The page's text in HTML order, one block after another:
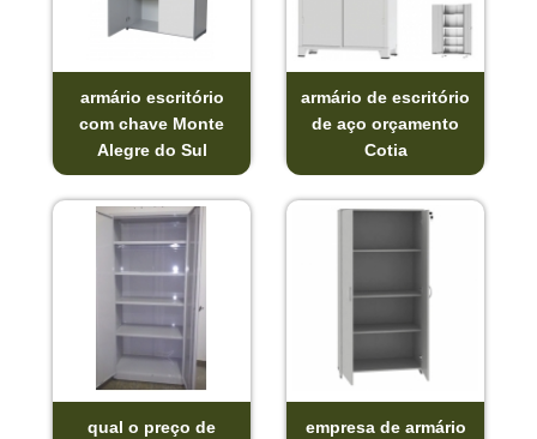
armário escritório
com chave Monte
Alegre do Sul
armário de escritório
de aço orçamento
Cotia
qual o preço de
empresa de armário